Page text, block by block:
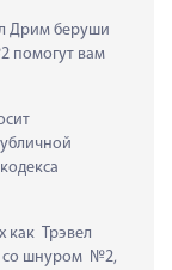
Дрим беруши
помогут вам
как  Трэвел
со шнуром  №2,